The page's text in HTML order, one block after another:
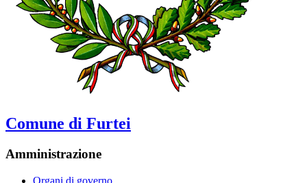
Comune di Furtei
Amministrazione
Organi di governo